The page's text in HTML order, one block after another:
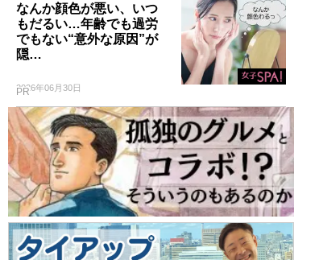
なんか顔色が悪い、いつ
もだるい…年齢でも過労
でもない“意外な原因”が
隠…
2026年06月30日
PR